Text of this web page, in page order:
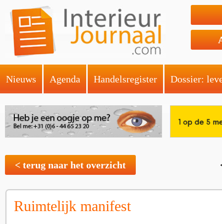
Nieuws Agenda Handelsregister Dossier:
< terug naar het overzicht
Ruimtelijk manifest